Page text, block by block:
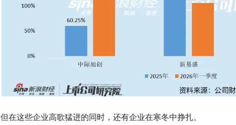
但在这些企业高歌猛进的同时，还有企业在寒冬中挣扎。